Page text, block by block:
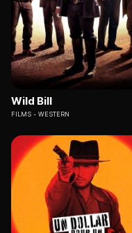
Wild Bill
FILMS WESTERN